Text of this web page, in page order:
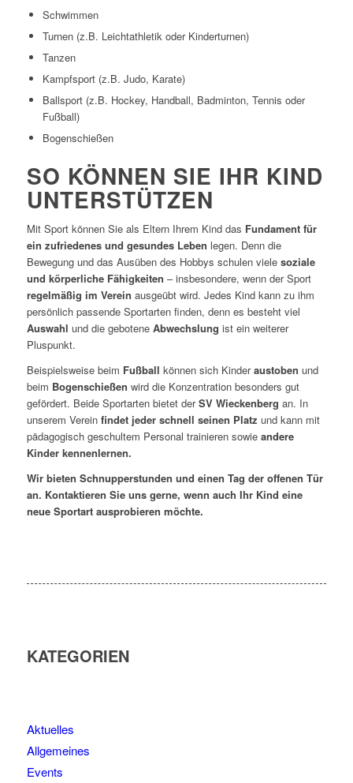
Schwimmen
Turnen (z.B. Leichtathletik oder Kinderturnen)
Tanzen
Kampfsport (z.B. Judo, Karate)
Ballsport (z.B. Hockey, Handball, Badminton, Tennis oder
Fußball)
Bogenschießen
SO KÖNNEN SIE IHR KIND
UNTERSTÜTZEN
Mit Sport können Sie als Eltern Ihrem Kind das Fundament für
ein zufriedenes und gesundes Leben legen. Denn die
Bewegung und das Ausüben des Hobbys schulen viele soziale
und körperliche Fähigkeiten – insbesondere, wenn der Sport
regelmäßig im Verein ausgeübt wird. Jedes Kind kann zu ihm
persönlich passende Sportarten finden, denn es besteht viel
Auswahl und die gebotene Abwechslung ist ein weiterer
Pluspunkt.
Beispielsweise beim Fußball können sich Kinderaustoben und
beim Bogenschießen wird die Konzentration besonders gut
gefördert. Beide Sportarten bietet derSV Wieckenberg an. In
unserem Verein findet jeder schnell seinen Platz und kann mit
pädagogisch geschultem Personal trainieren sowie andere
Kinder kennenlernen.
Wir bieten Schnupperstunden und einen Tag der offenen Tür
an. Kontaktieren Sie uns gerne, wenn auch Ihr Kind eine
neue Sportart ausprobieren möchte.
KATEGORIEN
Aktuelles
Allgemeines
Events